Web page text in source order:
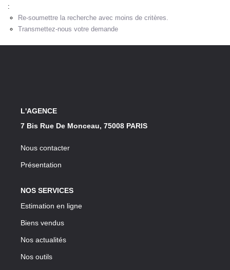
:
Re-soumettre la recherche avec moins de critères.
Transmettez-nous votre demande
L'AGENCE
7 Bis Rue De Monceau, 75008 PARIS
Nous contacter
Présentation
NOS SERVICES
Estimation en ligne
Biens vendus
Nos actualités
Nos outils